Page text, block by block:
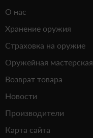
О нас
Хранение оружия
Страховка на оружие
Оружейная мастерская
Возврат товара
Новости
Производители
Карта сайта